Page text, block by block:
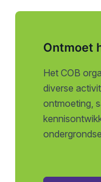
Ontmoet
Het COB
diverse
ontmoeting,